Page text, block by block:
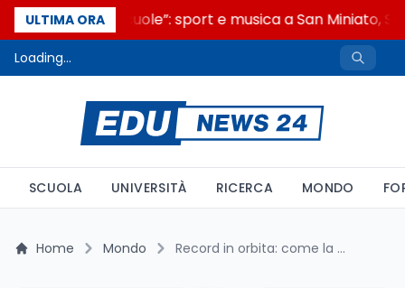
ULTIMA ORA
“Noi siamo le Scuole”: sport e musica a San Miniato,
Loading...
SCUOLA UNIVERSITÀ RICERCA MONDO
Home Mondo Record in orbita: come la missione Shenzhou punta a cambiare la storia spaziale della Cina